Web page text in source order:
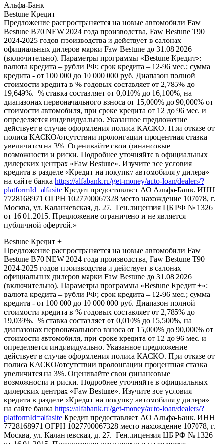
Альфа-Банк
Bestune Кредит
Предложение распространяется на новые автомобили Faw
Bestune B70 NEW 2024 года производства, Faw Bestune T90
2024-2025 годов производства и действует в салонах
официальных дилеров марки Faw Bestune до 31.08.2026
(включительно). Параметры программы «Bestune Кредит»:
валюта кредита – рубли РФ; срок кредита – 12-96 мес.; сумма
кредита - от 100 000 до 10 000 000 руб. Диапазон полной
стоимости кредита в % годовых составляет от 2,785% до
19,649%. % ставка составляет от 0,010% до 16,100%, на
диапазонах первоначального взноса от 15,000% до 90,000% от
стоимости автомобиля, при сроке кредита от 12 до 96 мес. и
определяется индивидуально. Указанное предложение
действует в случае оформления полиса КАСКО. При отказе от
полиса КАСКО/отсутствии пролонгации процентная ставка
увеличится на 3%. Оценивайте свои финансовые
возможности и риски. Подробнее уточняйте в официальных
дилерских центрах «Faw Bestune». Изучите все условия
кредита в разделе «Кредит на покупку автомобиля у дилера»
на сайте банка https://alfabank.ru/get-money/auto-loan/dealers/?
platformId=alfasite Кредит предоставляет АО Альфа-Банк. ИНН
7728168971 ОГРН 1027700067328 место нахождение 107078, г.
Москва, ул. Каланчевская, д. 27. Ген.лицензия ЦБ РФ № 1326
от 16.01.2015. Предложение ограничено и не является
публичной офертой.»
Bestune Кредит +
Предложение распространяется на новые автомобили Faw
Bestune B70 NEW 2024 года производства, Faw Bestune T90
2024-2025 годов производства и действует в салонах
официальных дилеров марки Faw Bestune до 31.08.2026
(включительно). Параметры программы «Bestune Кредит +»:
валюта кредита – рубли РФ; срок кредита – 12-96 мес.; сумма
кредита - от 100 000 до 10 000 000 руб. Диапазон полной
стоимости кредита в % годовых составляет от 2,785% до
19,039%. % ставка составляет от 0,010% до 15,500%, на
диапазонах первоначального взноса от 15,000% до 90,000% от
стоимости автомобиля, при сроке кредита от 12 до 96 мес. и
определяется индивидуально. Указанное предложение
действует в случае оформления полиса КАСКО. При отказе от
полиса КАСКО/отсутствии пролонгации процентная ставка
увеличится на 3%. Оценивайте свои финансовые
возможности и риски. Подробнее уточняйте в официальных
дилерских центрах «Faw Bestune». Изучите все условия
кредита в разделе «Кредит на покупку автомобиля у дилера»
на сайте банка https://alfabank.ru/get-money/auto-loan/dealers/?
platformId=alfasite Кредит предоставляет АО Альфа-Банк. ИНН
7728168971 ОГРН 1027700067328 место нахождение 107078, г.
Москва, ул. Каланчевская, д. 27. Ген.лицензия ЦБ РФ № 1326